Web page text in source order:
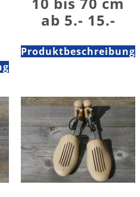
ab 5.- 15.-
Produktbeschreibung